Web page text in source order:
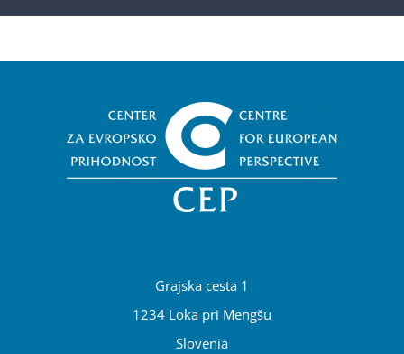
Grajska cesta 1
1234 Loka pri Mengšu
Slovenia